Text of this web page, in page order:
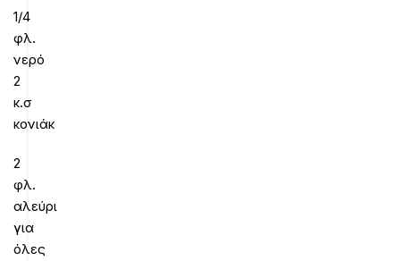
1/4
φλ.
νερό
2
κ.σ
κονιάκ
2
φλ.
αλεύρι
για
όλες